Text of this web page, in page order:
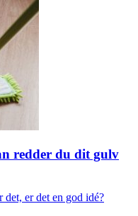
redder du dit gulv